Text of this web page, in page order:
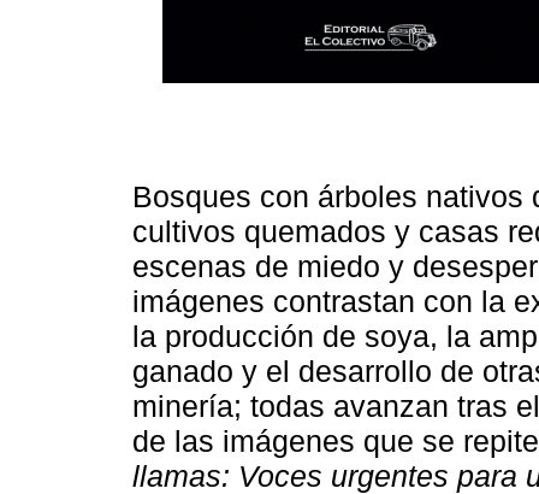
Bosques con árboles
cultivos quemados y casas
escenas de miedo y
imágenes contrastan con la
la producción de soya, la
ganado y el desarrollo de
minería; todas avanzan tras
de las imágenes que se
llamas: Voces urgentes para